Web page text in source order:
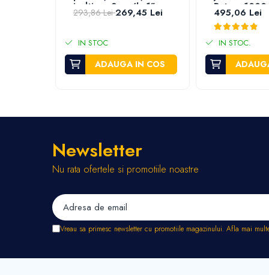
Unelte pentru gradinarit
Coase, seceri si cosoare
Fierastraie lemn
Foarfece de taiat gard viu
Furci si cultivatoare
Tarnacoape
inaltime, 3 mc/h, 1"
293,86 Lei269,45 Lei
IN STOC
ADAUGA IN COS
Putere 1000
495,06 Lei
IN STOC.
Newsletter
Nu rata ofertele si promotiile noastre
Vreau sa primesc newsletter cu promotiile magazinului. Afla mai